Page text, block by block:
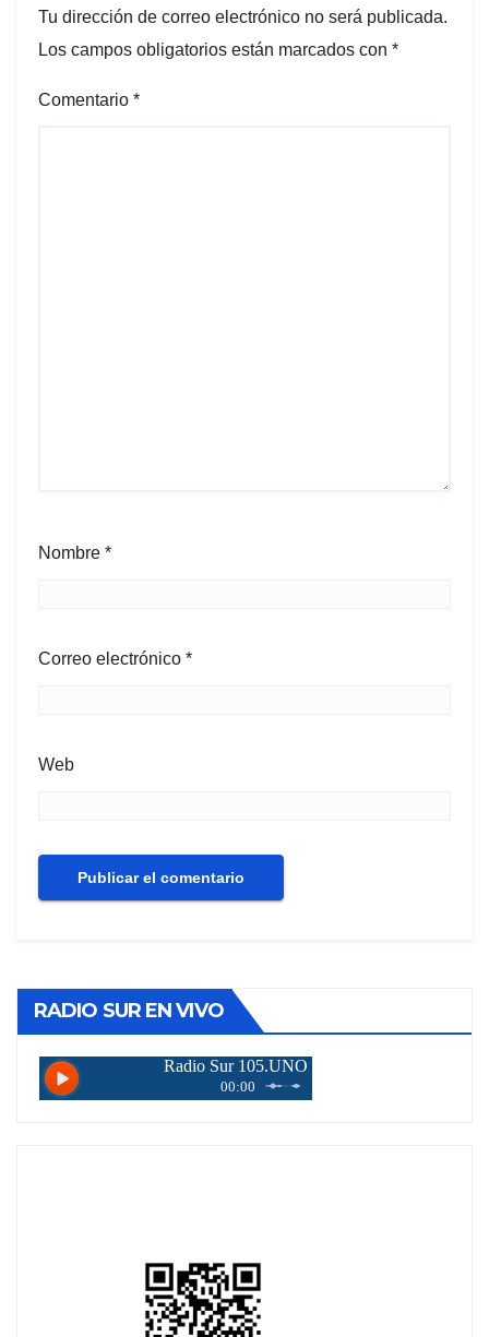
Tu dirección de correo electrónico no será publicada.
Los campos obligatorios están marcados con *
Comentario *
Nombre *
Correo electrónico *
Web
RADIO SUR EN VIVO